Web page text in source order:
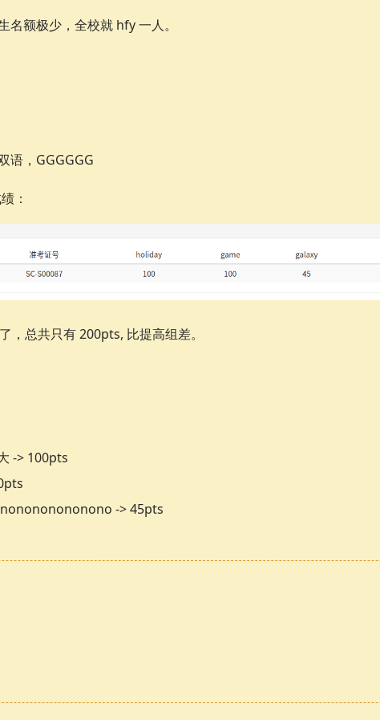
名额极少，全校就 hfy 一人。
语，GGGGGG
：
，总共只有 200pts, 比提高组差。
-> 100pts
-> 45pts